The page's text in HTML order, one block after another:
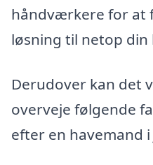
håndværkere for at
løsning til netop din
Derudover kan det
overveje følgende
efter en havemand i